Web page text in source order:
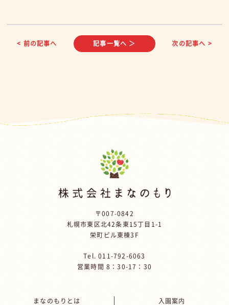
< 前の記事へ 記事一覧へ ＞ 次の記事へ >
〒007-0842
札幌市東区北42条東15丁目1-1
栄町ビル東棟3F
Tel.011-792-6063
営業時間 8：30-17：30
まなのもりとは 入園案内